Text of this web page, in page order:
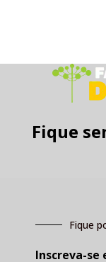
Fique
Fique
Inscreva-se